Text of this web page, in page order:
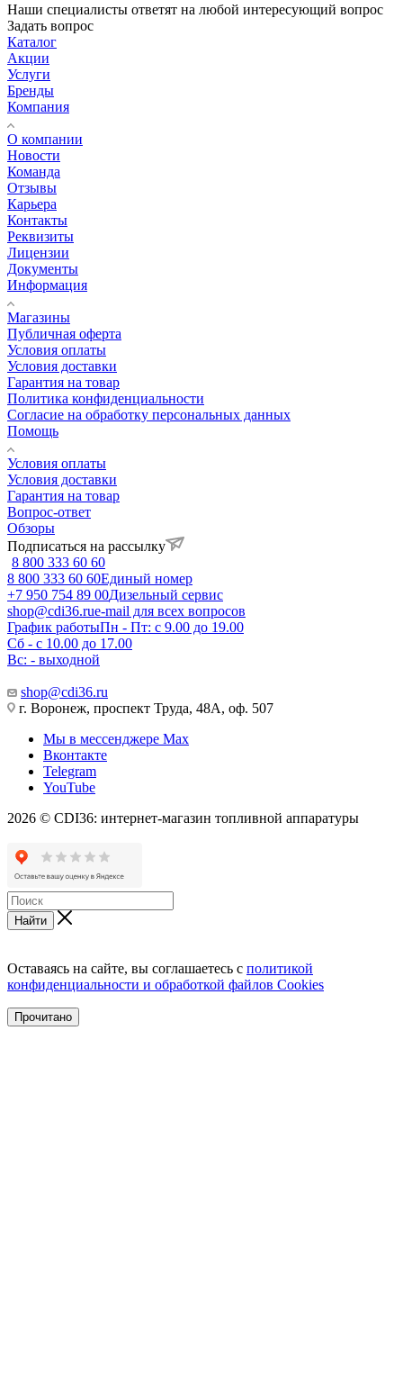
Наши специалисты ответят на любой интересующий вопрос
Задать вопрос
Каталог
Акции
Услуги
Бренды
Компания
О компании
Новости
Команда
Отзывы
Карьера
Контакты
Реквизиты
Лицензии
Документы
Информация
Магазины
Публичная оферта
Условия оплаты
Условия доставки
Гарантия на товар
Политика конфиденциальности
Согласие на обработку персональных данных
Помощь
Условия оплаты
Условия доставки
Гарантия на товар
Вопрос-ответ
Обзоры
Подписаться на рассылку
8 800 333 60 60
8 800 333 60 60Единый номер
+7 950 754 89 00Дизельный сервис
shop@cdi36.rue-mail для всех вопросов
График работыПн - Пт: с 9.00 до 19.00
Сб - с 10.00 до 17.00
Вс: - выходной
shop@cdi36.ru
г. Воронеж, проспект Труда, 48А, оф. 507
Мы в мессенджере Max
Вконтакте
Telegram
YouTube
2026 © CDI36: интернет-магазин топливной аппаратуры
Найти
Оставаясь на сайте, вы соглашаетесь с политикой
конфиденциальности и обработкой файлов Cookies
Прочитано